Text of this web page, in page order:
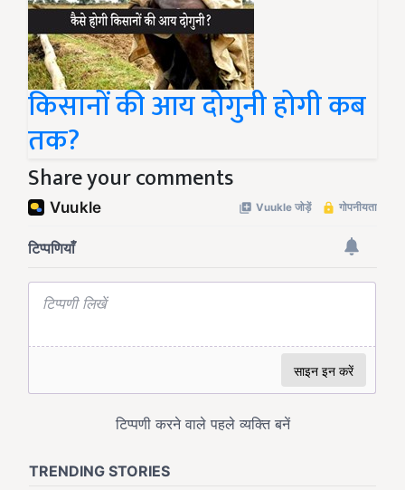
किसानों की आय दोगुनी होगी कब
तक?
Share your comments